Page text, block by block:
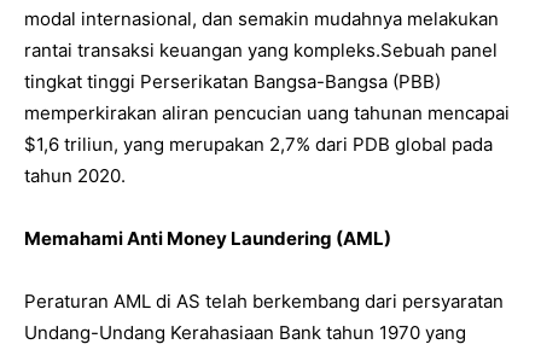
modal internasional, dan semakin mudahnya melakukan
rantai transaksi keuangan yang kompleks.Sebuah panel
tingkat tinggi Perserikatan Bangsa-Bangsa (PBB)
memperkirakan aliran pencucian uang tahunan mencapai
$1,6 triliun, yang merupakan 2,7% dari PDB global pada
tahun 2020.
Memahami Anti Money Laundering (AML)
Peraturan AML di AS telah berkembang dari persyaratan
Undang-Undang Kerahasiaan Bank tahun 1970 yang